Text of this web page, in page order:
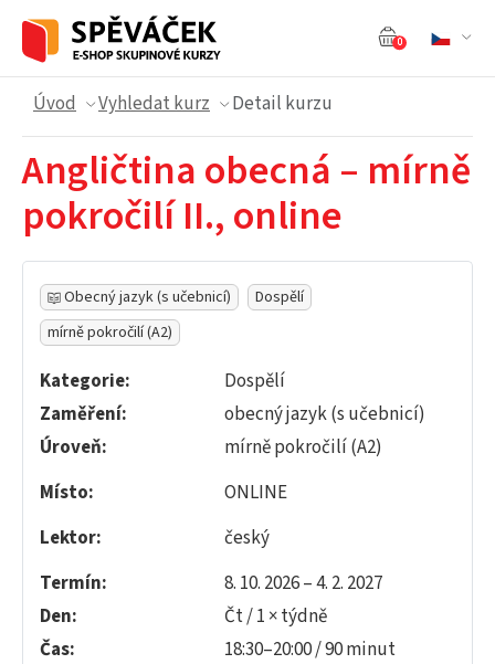
0
Úvod Vyhledat kurz Detail kurzu
Angličtina obecná – mírně
pokročilí II., online
Obecný jazyk (s učebnicí)
Dospělí
mírně pokročilí (A2)
Kategorie:
Dospělí
Zaměření:
obecný jazyk (s učebnicí)
Úroveň:
mírně pokročilí (A2)
Místo:
ONLINE
Lektor:
český
Termín:
8. 10. 2026 – 4. 2. 2027
Den:
Čt / 1 × týdně
Čas:
18:30–20:00 / 90 minut